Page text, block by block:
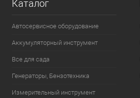
Каталог
Автосервисное оборудование
Аккумуляторный инструмент
Все для сада
Генераторы, Бензотехника
Измерительный инструмент